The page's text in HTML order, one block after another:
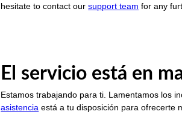
hesitate to contact oursupport team for any
El servicio está en
Estamos trabajando para ti. Lamentamos los
asistencia está a tu disposición para ofrecerte